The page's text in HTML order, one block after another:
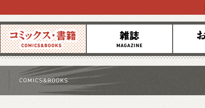
コミックス 雑誌 お知らせ